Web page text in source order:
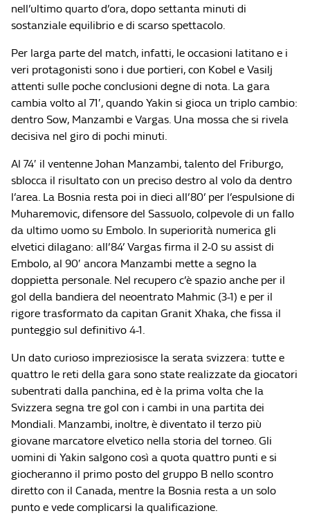
nell’ultimo quarto d’ora, dopo settanta minuti di
sostanziale equilibrio e di scarso spettacolo.
Per larga parte del match, infatti, le occasioni latitano e i
veri protagonisti sono i due portieri, con Kobel e Vasilj
attenti sulle poche conclusioni degne di nota. La gara
cambia volto al 71′, quando Yakin si gioca un triplo cambio:
dentro Sow, Manzambi e Vargas. Una mossa che si rivela
decisiva nel giro di pochi minuti.
Al 74′ il ventenne Johan Manzambi, talento del Friburgo,
sblocca il risultato con un preciso destro al volo da dentro
l’area. La Bosnia resta poi in dieci all’80’ per l’espulsione di
Muharemovic, difensore del Sassuolo, colpevole di un fallo
da ultimo uomo su Embolo. In superiorità numerica gli
elvetici dilagano: all’84’ Vargas firma il 2-0 su assist di
Embolo, al 90′ ancora Manzambi mette a segno la
doppietta personale. Nel recupero c’è spazio anche per il
gol della bandiera del neoentrato Mahmic (3-1) e per il
rigore trasformato da capitan Granit Xhaka, che fissa il
punteggio sul definitivo 4-1.
Un dato curioso impreziosisce la serata svizzera: tutte e
quattro le reti della gara sono state realizzate da giocatori
subentrati dalla panchina, ed è la prima volta che la
Svizzera segna tre gol con i cambi in una partita dei
Mondiali. Manzambi, inoltre, è diventato il terzo più
giovane marcatore elvetico nella storia del torneo. Gli
uomini di Yakin salgono così a quota quattro punti e si
giocheranno il primo posto del gruppo B nello scontro
diretto con il Canada, mentre la Bosnia resta a un solo
punto e vede complicarsi la qualificazione.